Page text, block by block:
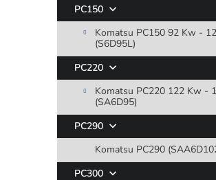
PC150
Komatsu PC150 92 Kw -
(S6D95L)
PC220
Komatsu PC220 122 Kw -
(SA6D95)
PC290
Komatsu PC290
PC300